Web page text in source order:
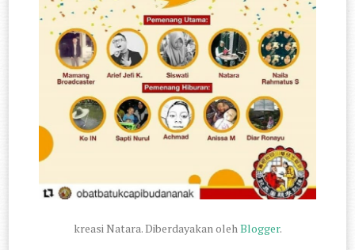
kreasi Natara. Diberdayakan olehBlogger.